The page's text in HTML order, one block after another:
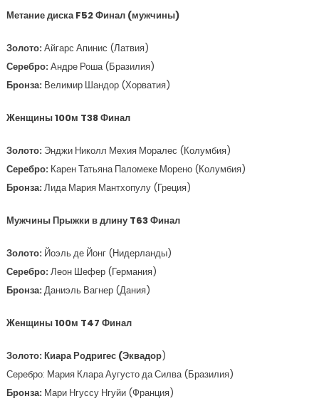
Метание диска F52 Финал (мужчины)
Золото:Айгарс Апинис (Латвия)
Серебро:Андре Роша (Бразилия)
Бронза: Велимир Шандор (Хорватия)
Женщины 100м T38 Финал
Золото: Энджи Николл Мехия Моралес (Колумбия)
Серебро: Карен Татьяна Паломеке Морено (Колумбия)
Бронза:Лида Мария Мантхопулу (Греция)
Мужчины Прыжки в длину T63 Финал
Золото: Йоэль де Йонг (Нидерланды)
Серебро:Леон Шефер (Германия)
Бронза:Даниэль Вагнер (Дания)
Женщины 100м T47 Финал
Золото:Киара Родригес (Эквадор)
Серебро: Мария Клара Аугусто да Силва (Бразилия)
Бронза: Мари Нгуссу Нгуйи (Франция)